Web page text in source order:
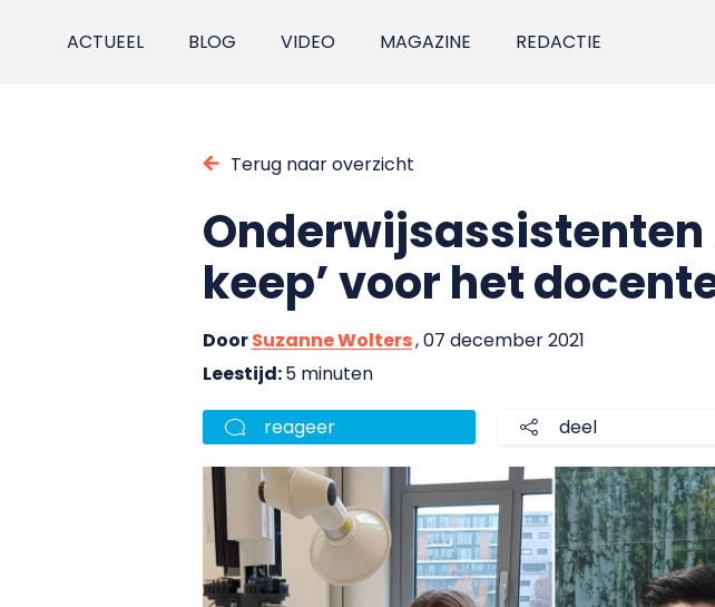
ACTUEEL BLOG VIDEO MAGAZINE REDACTIE
Terug naar overzicht
Onderwijsassistenten
keep’ voor het
DoorSuzanne Wolters, 07 december 2021
Leestijd:5 minuten
reageer deel